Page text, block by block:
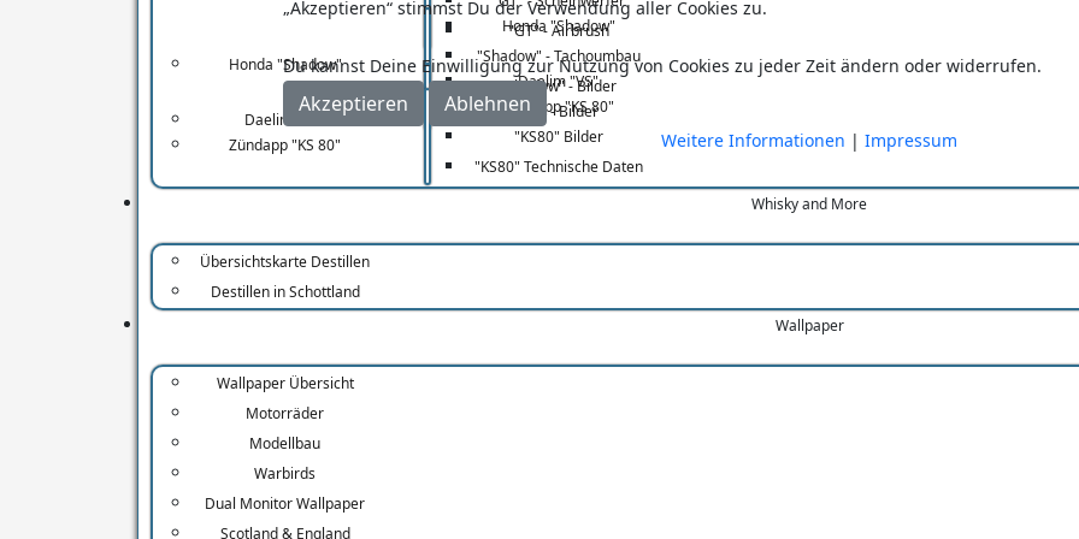
"GT" - Airbrush
Honda "Shadow"
Honda "Shadow"
"Shadow" - Tachoumbau
"Shadow" - Bilder
Daelim "VS"
Daelim "VS"
"VS" - Bilder
Zündapp "KS 80"
Zündapp "KS 80"
"KS80" Bilder
"KS80" Technische Daten
Whisky and More
Übersichtskarte Destillen
Destillen in Schottland
Wallpaper
Wallpaper Übersicht
Motorräder
Modellbau
Warbirds
Dual Monitor Wallpaper
Scotland & England
Streckenlänge:
Gesamtaufstieg:
Gesamtabstieg:
505 m
Gelände:
Zeitberechnung
(min/km)
„Akzeptieren“ stimmst Du der Verwendung aller Cookies zu.
Du kannst Deine Einwilligung zur Nutzung von Cookies zu jeder Zeit ändern oder widerrufen.
Akzeptieren Ablehnen
Weitere Informationen | Impressum